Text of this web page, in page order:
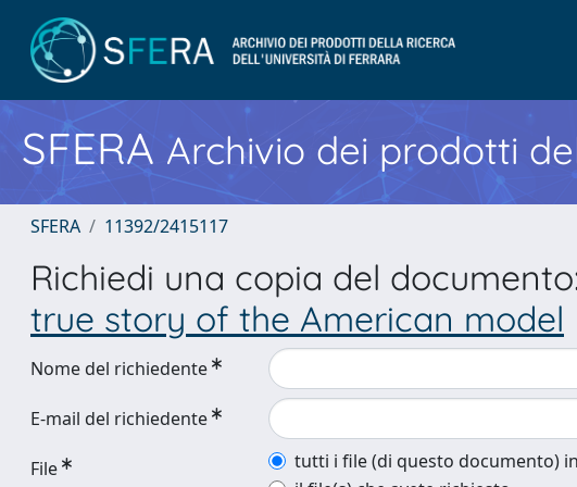
SFERA Archivio dei prodotti
SFERA 11392/2415117
Richiedi una copia del
true story of the American model
Nome del richiedente
E-mail del richiedente
File
tutti i file (di questo documento)